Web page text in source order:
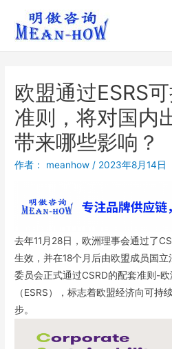
欧盟通过ESRS
准则，将对国内
带来哪些影响？
作者： meanhow / 2023年8月14日
去年11月28日，欧洲理事会通过了
生效，并在18个月后由欧盟成员国
委员会正式通过CSRD的配套准则-
（ESRS），标志着欧盟经济向可持
步。